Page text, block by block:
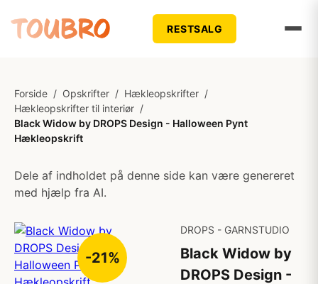
RESTSALG
Forside / Opskrifter / Hækleopskrifter /
Hækleopskrifter til interiør /
Black Widow by DROPS Design - Halloween Pynt
Hækleopskrift
Dele af indholdet på denne side kan være genereret
med hjælp fra AI.
-21%
DROPS - GARNSTUDIO
Black Widow by
DROPS Design -